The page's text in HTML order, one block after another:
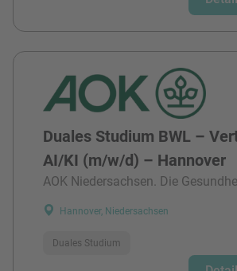
Duales Studium BWL –
AI/KI (m/w/d) – Hannover
AOK Niedersachsen. Die
Hannover, Niedersachsen
Duales Studium